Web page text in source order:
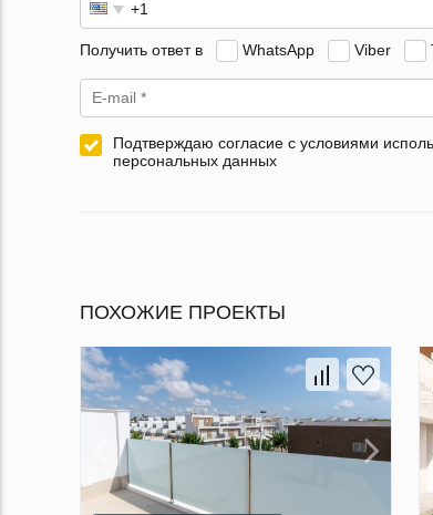
Получить ответ в WhatsApp Viber
Подтверждаю согласие с условиями
персональных данных
ПОХОЖИЕ ПРОЕКТЫ